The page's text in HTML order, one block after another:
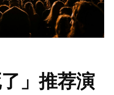
」推荐演